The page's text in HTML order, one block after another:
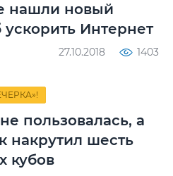
нашли новый
ускорить Интернет
27.10.2018 1403
пользовалась, а
накрутил шесть
кубов